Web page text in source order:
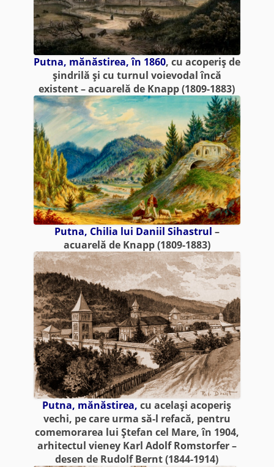
Putna, mănăstirea, în 1860, cu acoperiş de
şindrilă şi cu turnul voievodal încă
existent – acuarelă de Knapp (1809-1883)
Putna, Chilia lui Daniil Sihastrul –
acuarelă de Knapp (1809-1883)
Putna, mănăstirea, cu acelaşi acoperiş
vechi, pe care urma să-l refacă, pentru
comemorarea lui Ştefan cel Mare, în 1904,
arhitectul vieney Karl Adolf Romstorfer –
desen de Rudolf Bernt (1844-1914)